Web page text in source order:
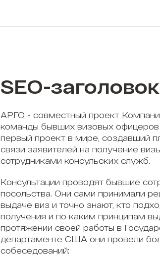
SEO-заголовок
АРГО - совместный проект
команды бывших визовых
первый проект в мире, создавший
связи заявителей на получение
сотрудниками консульских служб.
Консультации проводят бывшие
посольства. Они сами принимали
выдаче виз и точно знают, кто
получения и по каким принципам
протяжении своей работы в
департаменте США они провели
собеседований;